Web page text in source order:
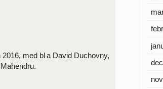
med bl a David Duchovny,